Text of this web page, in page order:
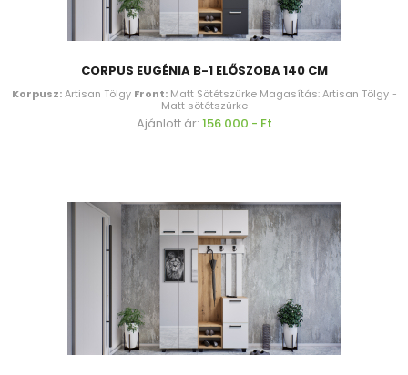
CORPUS EUGÉNIA B-1 ELŐSZOBA 140 CM
Korpusz:Artisan Tölgy Front:Matt Sötétszürke Magasítás: Artisan Tölgy -
Matt sötétszürke
Ajánlott ár: 156 000.- Ft